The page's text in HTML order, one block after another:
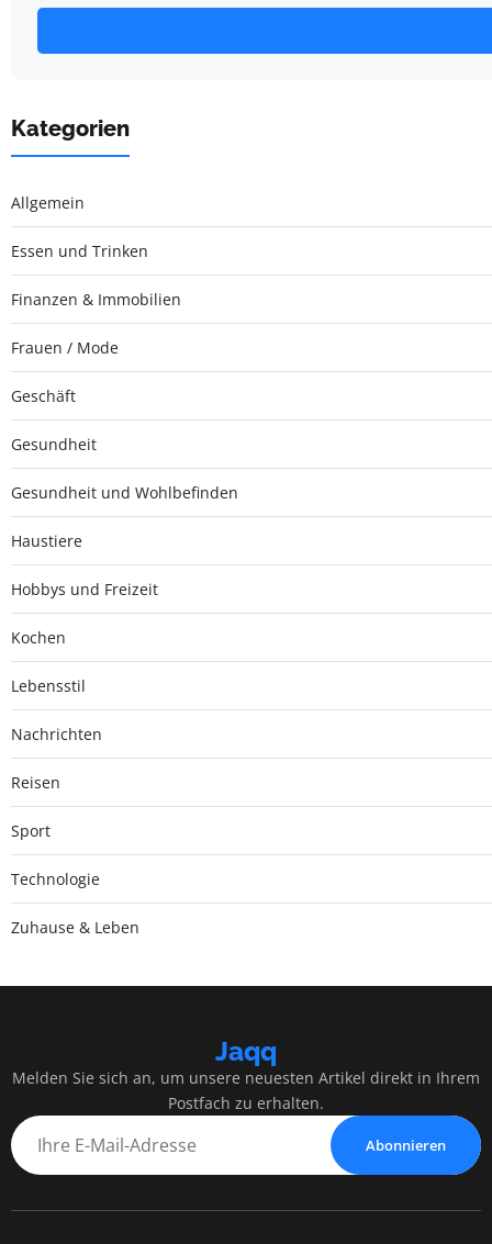
Kategorien
Allgemein
Essen und Trinken
Finanzen & Immobilien
Frauen / Mode
Geschäft
Gesundheit
Gesundheit und Wohlbefinden
Haustiere
Hobbys und Freizeit
Kochen
Lebensstil
Nachrichten
Reisen
Sport
Technologie
Zuhause & Leben
Jaqq
Melden Sie sich an, um unsere neuesten Artikel direkt in Ihrem
Postfach zu erhalten.
Abonnieren